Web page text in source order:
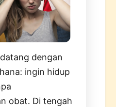
dengan
ingin hidup
obat. Di tengah